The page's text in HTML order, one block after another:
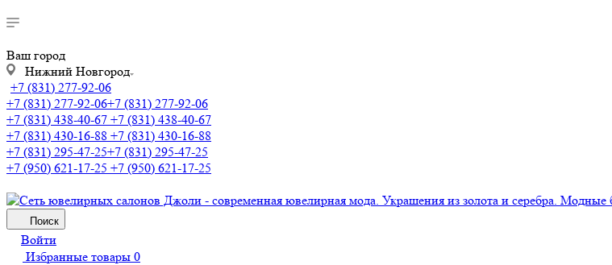
Ваш город
Нижний Новгород
+7 (831) 277-92-06
+7 (831) 277-92-06+7 (831) 277-92-06
+7 (831) 438-40-67 +7 (831) 438-40-67
+7 (831) 430-16-88 +7 (831) 430-16-88
+7 (831) 295-47-25+7 (831) 295-47-25
+7 (950) 621-17-25 +7 (950) 621-17-25
Поиск
Войти
Избранные товары 0